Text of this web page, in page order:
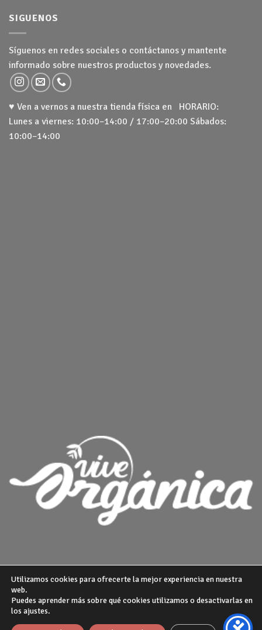
SIGUENOS
Síguenos en redes sociales o contáctanos y mantente
informado sobre nuestros productos y novedades.
♥ Ven a vernos a nuestra tienda física en HORARIO:
Lunes a viernes: 10:00–14:00 / 17:00–20:00 Sábados:
10:00–14:00
¿QUIENES SOMOS? POLITICA DE PRIVACIDAD
Utilizamos cookies para ofrecerte la mejor experiencia en nuestra
web.
Puedes aprender más sobre qué cookies utilizamos o desactivarlas en
los ajustes.